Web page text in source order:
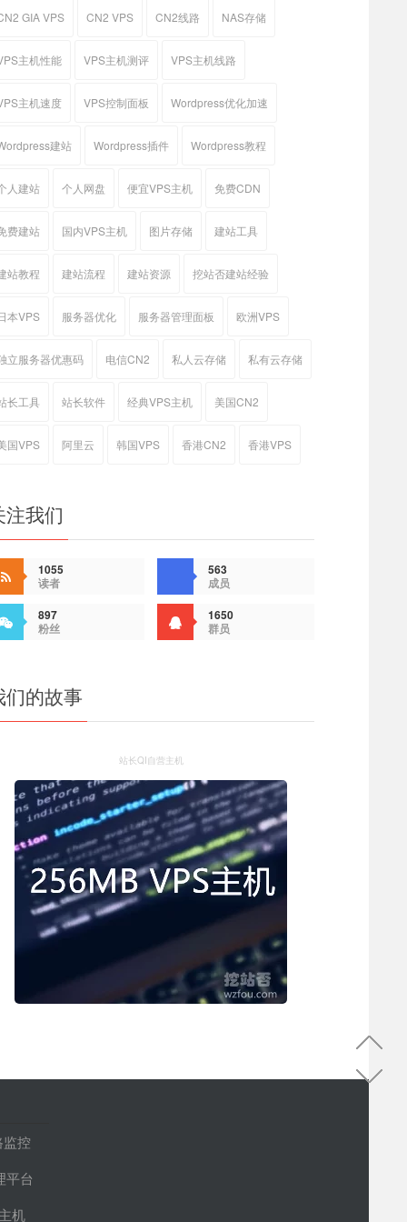
GIA VPS CN2 VPS CN2线路 NAS存储
主机性能 VPS主机测评 VPS主机线路
主机速度 VPS控制面板 Wordpress优化加速
建站 Wordpress插件 Wordpress教程
人建站 个人网盘 便宜VPS主机 免费CDN
费建站 国内VPS主机 图片存储 建站工具
站教程 建站流程 建站资源 挖站否建站经验
本VPS 服务器优化 服务器管理面板 欧洲VPS
立服务器优惠码 电信CN2 私人云存储 私有云存储
长工具 站长软件 经典VPS主机 美国CN2
国VPS 阿里云 韩国VPS 香港CN2 香港VPS
注我们
1055
读者
563
成员
897
粉丝
1650
群员
们的故事
站长QI自营主机
控
平台
机